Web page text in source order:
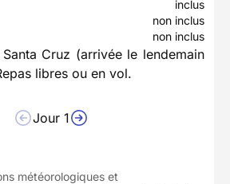
inclus
non inclus
non inclus
Cruz (arrivée le lendemain
libres ou en vol.
Jour 1
météorologiques et